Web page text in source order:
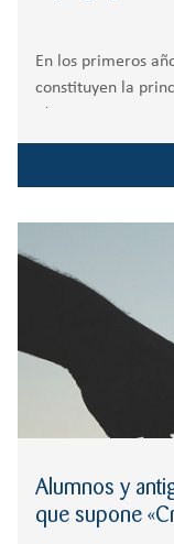
En los primeros
constituyen la
Rozas, bilingüe en
Alumnos y
que supone